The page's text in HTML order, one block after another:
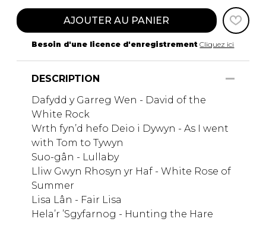
AJOUTER AU PANIER
Besoin d'une licence d'enregistrement Cliquez ici
DESCRIPTION
Dafydd y Garreg Wen - David of the
White Rock
Wrth fyn’d hefo Deio i Dywyn - As I went
with Tom to Tywyn
Suo-gân - Lullaby
Lliw Gwyn Rhosyn yr Haf - White Rose of
Summer
Lisa Lân - Fair Lisa
Hela’r ’Sgyfarnog - Hunting the Hare